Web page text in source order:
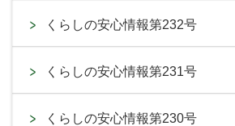
くらしの安心情報第232号
くらしの安心情報第231号
くらしの安心情報第230号